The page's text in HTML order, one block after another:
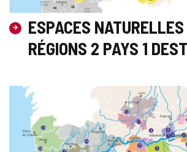
ESPACES
RÉGIONS 2 PAYS 1